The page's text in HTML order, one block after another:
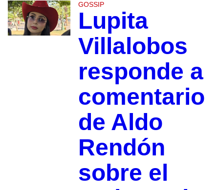
GOSSIP
Lupita
Villalobos
responde a
comentario
de Aldo
Rendón
sobre el